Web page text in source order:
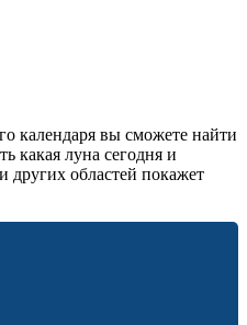
календаря вы сможете найти
какая луна сегодня и
областей покажет